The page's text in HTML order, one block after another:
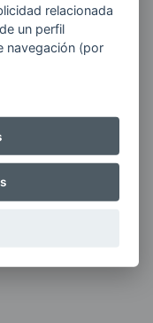
de AVIA
incluido
el
relacionada
un perfil
navegación (por